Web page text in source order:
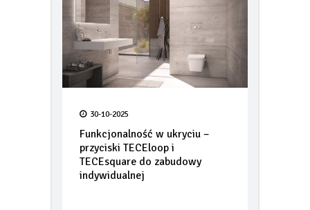
30-10-2025
Funkcjonalność w ukryciu –
przyciski TECEloop i
TECEsquare do zabudowy
indywidualnej